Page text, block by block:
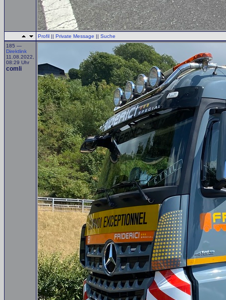
Profil || Private Message || Suche
185 —
Direktlink
11.08.2022,
08:29 Uhr
comli